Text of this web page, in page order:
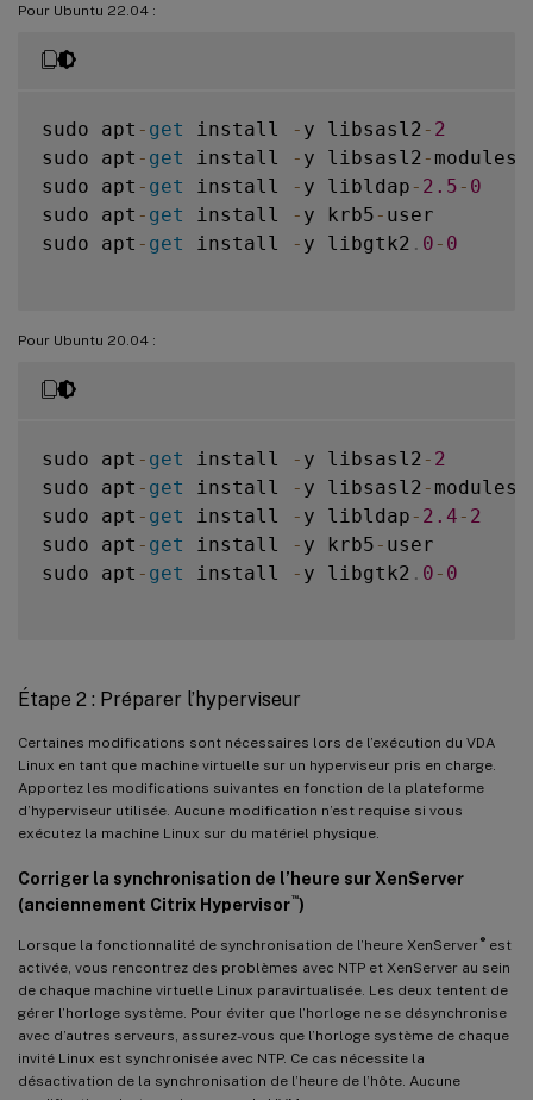
Pour Ubuntu 22.04 :
sudo apt - get install - y libsasl2 - 2
sudo apt - get install - y libsasl2 - modules
sudo apt - get install - y libldap - 2.5 - 0
sudo apt - get install - y krb5 - user
sudo apt - get install - y libgtk2 . 0 - 0
Pour Ubuntu 20.04 :
sudo apt - get install - y libsasl2 - 2
sudo apt - get install - y libsasl2 - modules
sudo apt - get install - y libldap - 2.4 - 2
sudo apt - get install - y krb5 - user
sudo apt - get install - y libgtk2 . 0 - 0
Étape 2 : Préparer l’hyperviseur
Certaines modifications sont nécessaires lors de l’exécution du VDA
Linux en tant que machine virtuelle sur un hyperviseur pris en charge.
Apportez les modifications suivantes en fonction de la plateforme
d’hyperviseur utilisée. Aucune modification n’est requise si vous
exécutez la machine Linux sur du matériel physique.
Corriger la synchronisation de l’heure sur XenServer
(anciennement Citrix Hypervisor™)
Lorsque la fonctionnalité de synchronisation de l’heure XenServer ®est
activée, vous rencontrez des problèmes avec NTP et XenServer au sein
de chaque machine virtuelle Linux paravirtualisée. Les deux tentent de
gérer l’horloge système. Pour éviter que l’horloge ne se désynchronise
avec d’autres serveurs, assurez-vous que l’horloge système de chaque
invité Linux est synchronisée avec NTP. Ce cas nécessite la
désactivation de la synchronisation de l’heure de l’hôte. Aucune